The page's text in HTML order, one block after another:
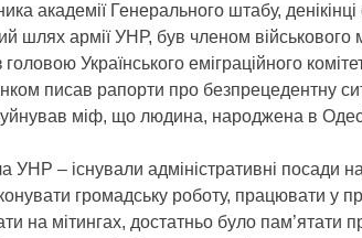
академії Генерального штабу,
шлях армії УНР, був членом
головою Українського еміграційного
писав рапорти про безпрецедентну
міф, що людина, народжена в
УНР – існували адміністративні посади
громадську роботу, працювати у
на мітингах, достатньо було пам’ятати